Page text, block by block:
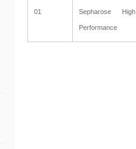
01 Sepharose High
Performance